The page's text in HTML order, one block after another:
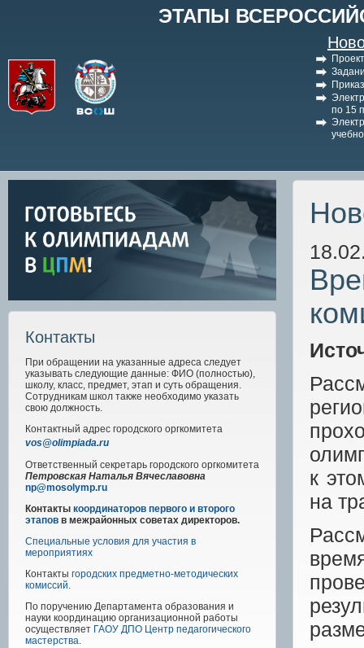
ЭТАПЫ
по 15
Контакты
При обращении на указанные адреса следует
указывать следующие данные: ФИО (полностью),
школу, класс, предмет, этап и суть обращения.
Сотрудникам школ также необходимо указать
свою должность.
Контактный адрес городского оргкомитета
vos@olimpiada.ru
Ответственный секретарь городского оргкомитета
Петровская Наталья Вячеславовна
np@mosolymp.ru
Контакты координаторов первого и второго
этапов в межрайонных советах директоров.
Специальные условия для участия в
мероприятиях
Контакты городских предметно-методических
комиссий.
По поручению Департамента образования и
науки координацию организационной работы
осуществляет ГАОУ ДПО Центр педагогического
мастерства.
к
на